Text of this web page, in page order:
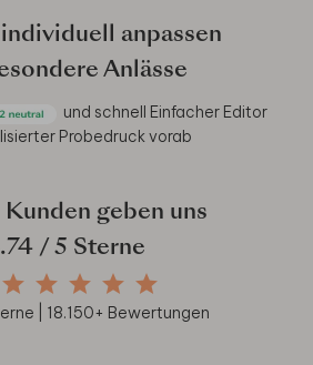
anpassen
Anlässe
und schnell Einfacher Editor
Probedruck vorab
Kunden geben uns
/ 5 Sterne
| 18.150+ Bewertungen